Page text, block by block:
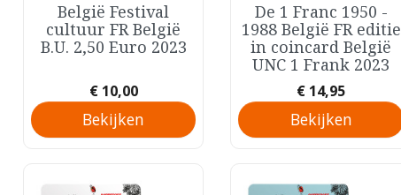
Snel bekijken
België Festival
cultuur FR België
B.U. 2,50 Euro 2023
Prijs
€ 10,00
Bekijken
Snel bekijken
De 1 Franc 1950 -
1988 België FR editie
in coincard België
UNC 1 Frank 2023
Prijs
€ 14,95
Bekijken